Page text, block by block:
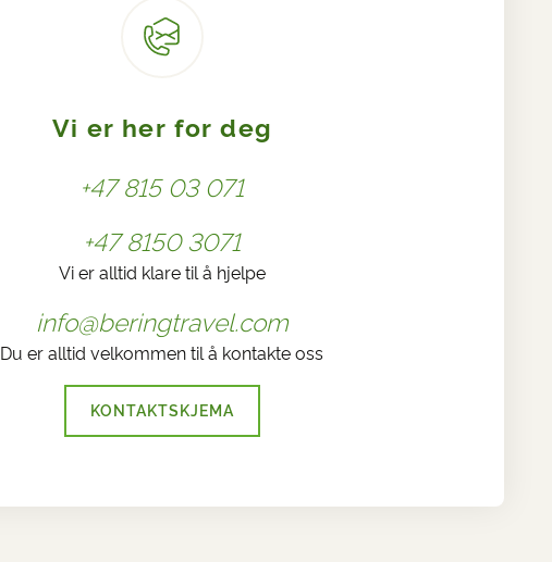
Vi er her for deg
+47 815 03 071
+47 8150 3071
Vi er alltid klare til å hjelpe
info@beringtravel.com
Du er alltid velkommen til å kontakte oss
KONTAKTSKJEMA